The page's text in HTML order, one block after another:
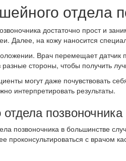
отдела
достаточно прост и
Далее, на кожу наносится
Врач перемещает
стороны, чтобы получить
могут даже почувствовать
интерпретировать результаты.
позвоночника
позвоночника в большинстве
проконсультироваться с